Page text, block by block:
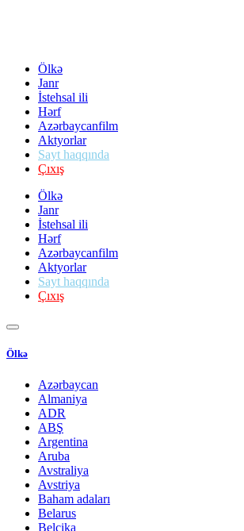
Ölkə
Janr
İstehsal ili
Hərf
Azərbaycanfilm
Aktyorlar
Sayt haqqında
Çıxış
Ölkə
Janr
İstehsal ili
Hərf
Azərbaycanfilm
Aktyorlar
Sayt haqqında
Çıxış
Ölkə
Azərbaycan
Almaniya
ADR
ABŞ
Argentina
Aruba
Avstraliya
Avstriya
Baham adaları
Belarus
Belçika